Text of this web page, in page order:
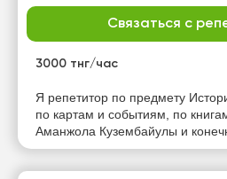
Связаться с
3000 тнг/час
Я репетитор по предмету
по картам и событиям, по
Аманжола Кузембайулы и
пн
17:30
18:00
18:30
Нет
свободных
часов